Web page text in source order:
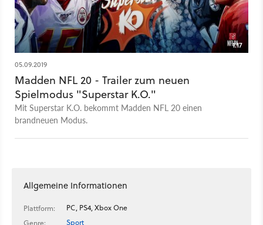
1:17
05.09.2019
Madden NFL 20 - Trailer zum neuen
Spielmodus "Superstar K.O."
Mit Superstar K.O. bekommt Madden NFL 20 einen
brandneuen Modus.
Allgemeine Informationen
Plattform:
PC, PS4, Xbox One
Genre:
Sport